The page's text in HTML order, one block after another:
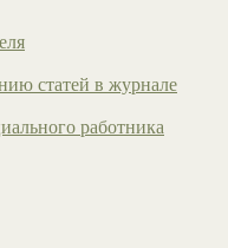
статей в журнале
работника